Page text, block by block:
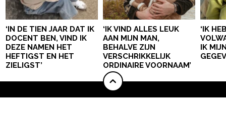
‘IN DE TIEN JAAR DAT IK
DOCENT BEN, VIND IK
DEZE NAMEN HET
HEFTIGST EN HET
ZIELIGST’
‘IK VIND ALLES LEUK
AAN MIJN MAN,
BEHALVE ZIJN
VERSCHRIKKELIJK
ORDINAIRE VOORNAAM’
‘IK
IK